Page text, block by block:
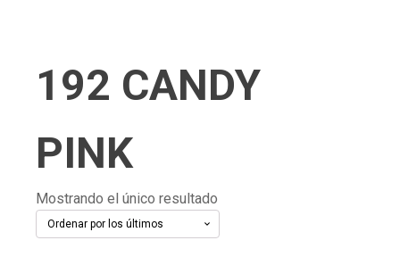
192 CANDY
PINK
Mostrando el único resultado